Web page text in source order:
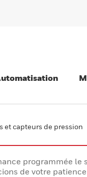
et capteurs de pression
programmée
de votre